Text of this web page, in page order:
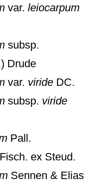
var.leiocarpum
subsp.
Drude
var. viride DC.
subsp. viride
Pall.
Fisch. ex Steud.
Sennen & Elias